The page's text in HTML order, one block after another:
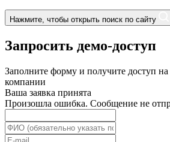
Нажмите, чтобы открыть поиск по сайту
Запросить демо-доступ
Заполните форму и получите доступ
компании
Ваша заявка принята
Произошла ошибка. Сообщение не